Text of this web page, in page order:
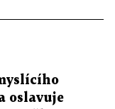
oslavuje